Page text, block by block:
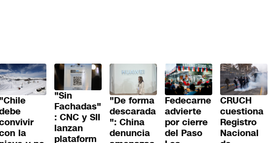
"Chile
la
"Sin
Fachadas"
: CNC y SII
lanzan
plataform
"De forma
descarada
": China
denuncia
Fedecarne
advierte
por cierre
del Paso
CRUCH
cuestiona
Registro
Nacional